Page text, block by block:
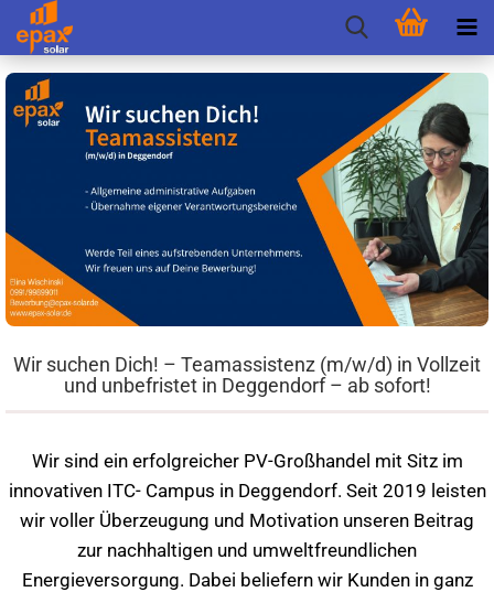
Wir suchen Dich! – Teamassistenz (m/w/d) in Vollzeit
und unbefristet in Deggendorf – ab sofort!
Wir sind ein erfolgreicher PV-Großhandel mit Sitz im
innovativen ITC- Campus in Deggendorf. Seit 2019 leisten
wir voller Überzeugung und Motivation unseren Beitrag
zur nachhaltigen und umweltfreundlichen
Energieversorgung. Dabei beliefern wir Kunden in ganz